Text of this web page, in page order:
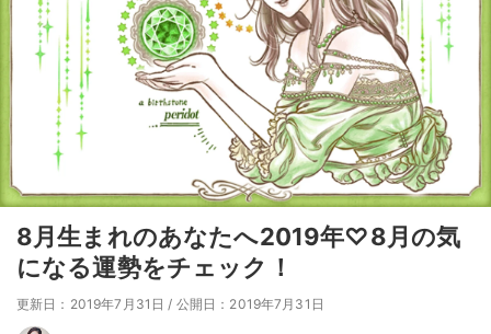
8月生まれのあなたへ2019年♡8月の気
になる運勢をチェック！
更新日：2019年7月31日 / 公開日：2019年7月31日